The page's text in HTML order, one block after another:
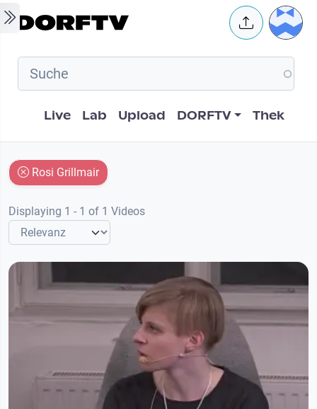
Skip to main content User
Hauptnavigation
Live Lab Upload DORFTV Thek
Rosi Grillmair
Displaying 1 - 1 of 1 Videos